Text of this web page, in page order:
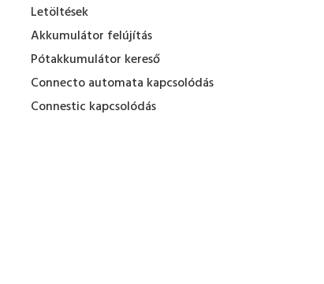
Letöltések
Akkumulátor felújítás
Pótakkumulátor kereső
Connecto automata kapcsolódás
Connestic kapcsolódás